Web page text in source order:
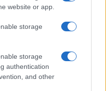
website or app.
storage
storage
authentication
and other